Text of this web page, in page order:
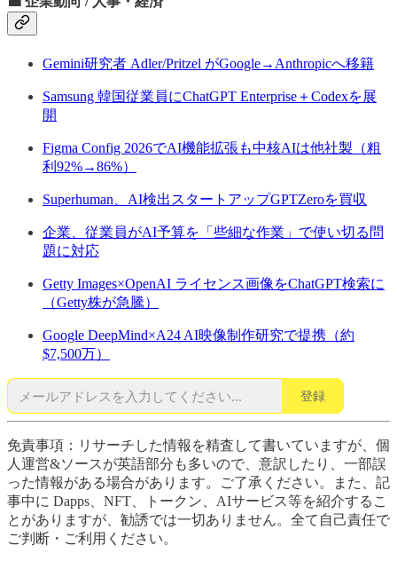
Gemini研究者 Adler/Pritzel がGoogle→Anthropicへ移籍
Samsung 韓国従業員にChatGPT Enterprise＋Codexを展
開
Figma Config 2026でAI機能拡張も中核AIは他社製（粗
利92%→86%）
Superhuman、AI検出スタートアップGPTZeroを買収
企業、従業員がAI予算を「些細な作業」で使い切る問
題に対応
Getty Images×OpenAI ライセンス画像をChatGPT検索に
（Getty株が急騰）
Google DeepMind×A24 AI映像制作研究で提携（約
$7,500万）
登録
免責事項：リサーチした情報を精査して書いていますが、個
人運営&ソースが英語部分も多いので、意訳したり、一部誤
った情報がある場合があります。ご了承ください。また、記
事中に Dapps、NFT、トークン、AIサービス等を紹介するこ
とがありますが、勧誘では一切ありません。全て自己責任で
ご判断・ご利用ください。